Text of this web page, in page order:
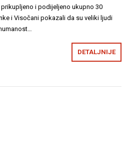
i podijeljeno ukupno 30
i Visočani pokazali da su veliki ljudi
DETALJNIJE